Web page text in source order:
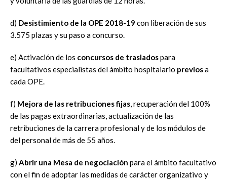
d) Desistimiento de la OPE 2018-19 con liberación de sus
3.575 plazas y su paso a concurso.
e) Activación de los concursos de trasladospara
facultativos especialistas del ámbito hospitalario previosa
cada OPE.
f) Mejora de las retribuciones fijas, recuperación del 100%
de las pagas extraordinarias, actualización de las
retribuciones de la carrera profesional y de los módulos de
del personal de más de 55 años.
g) Abrir una Mesa de negociación para el ámbito facultativo
con el fin de adoptar las medidas de carácter organizativo y